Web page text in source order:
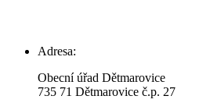
Adresa:
Obecní úřad Dětmarovice
735 71 Dětmarovice č.p. 27